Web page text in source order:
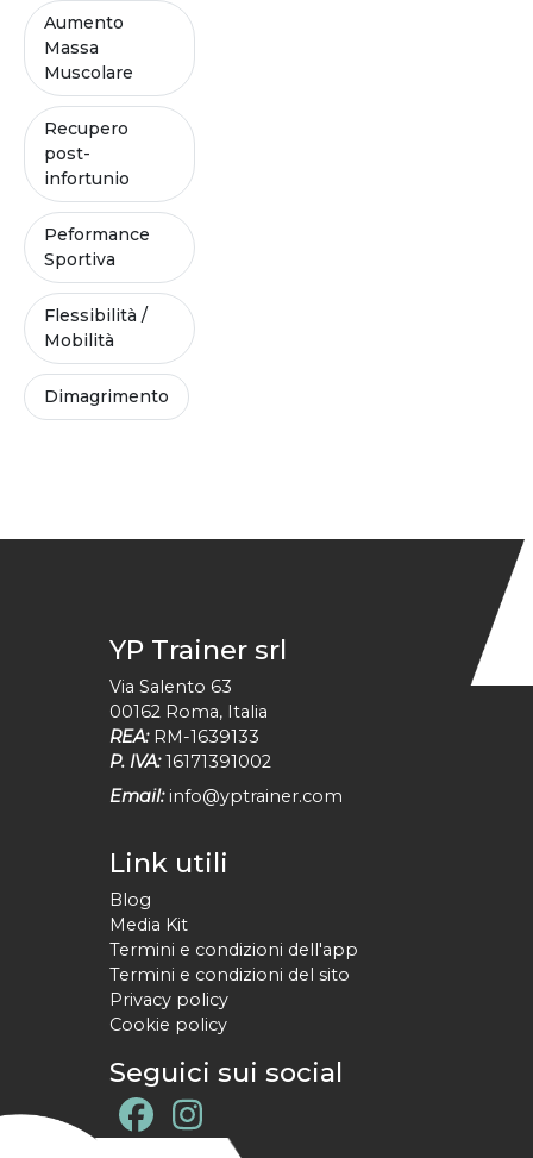
Aumento
Massa
Muscolare
Recupero
post-
infortunio
Peformance
Sportiva
Flessibilità /
Mobilità
Dimagrimento
YP Trainer srl
Via Salento 63
00162 Roma, Italia
REA: RM-1639133
P. IVA: 16171391002
Email: info@yptrainer.com
Link utili
Blog
Media Kit
Termini e condizioni dell'app
Termini e condizioni del sito
Privacy policy
Cookie policy
Seguici sui social